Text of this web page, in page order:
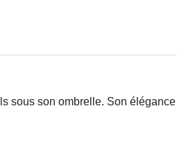
sous son ombrelle. Son